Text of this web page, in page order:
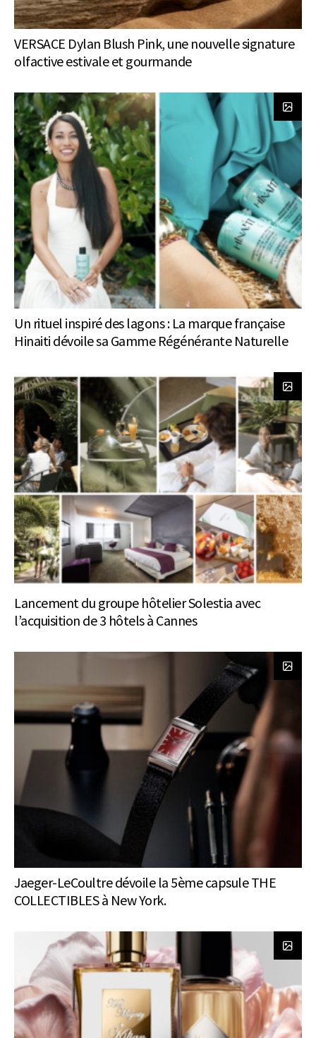
VERSACE Dylan Blush Pink, une nouvelle signature
olfactive estivale et gourmande
Un rituel inspiré des lagons : La marque française
Hinaiti dévoile sa Gamme Régénérante Naturelle
Lancement du groupe hôtelier Solestia avec
l’acquisition de 3 hôtels à Cannes
Jaeger-LeCoultre dévoile la 5ème capsule THE
COLLECTIBLES à New York.